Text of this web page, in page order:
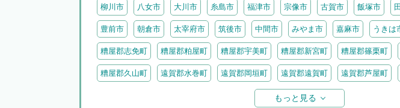
柳川市 八女市 大川市 糸島市 福津市 宗像市 古賀市 飯塚市
豊前市 朝倉市 太宰府市 筑後市 中間市 みやま市 嘉麻市 うきは
糟屋郡志免町 糟屋郡粕屋町 糟屋郡宇美町 糟屋郡新宮町 糟屋郡篠栗町
糟屋郡久山町 遠賀郡水巻町 遠賀郡岡垣町 遠賀郡遠賀町 遠賀郡芦屋町
八女郡広川町
もっと見る